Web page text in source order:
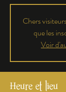
Chers
que les
Voir
Heure et lieu